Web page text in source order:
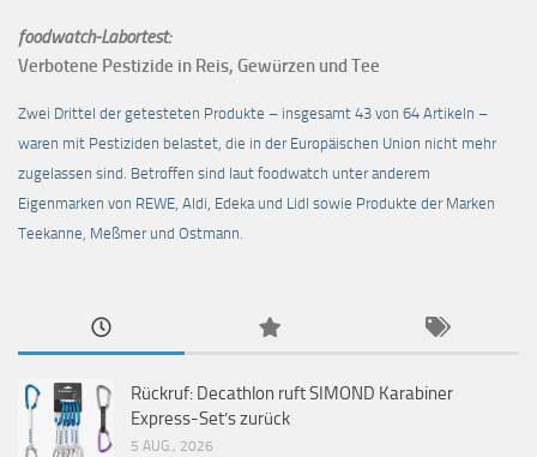
foodwatch-Labortest:
Verbotene Pestizide in Reis, Gewürzen und Tee
Zwei Drittel der getesteten Produkte – insgesamt 43 von 64 Artikeln –
waren mit Pestiziden belastet, die in der Europäischen Union nicht mehr
zugelassen sind. Betroffen sind laut foodwatch unter anderem
Eigenmarken von REWE, Aldi, Edeka und Lidl sowie Produkte der Marken
Teekanne, Meßmer und Ostmann.
Rückruf: Decathlon ruft SIMOND Karabiner
Express-Set’s zurück
5 AUG., 2026